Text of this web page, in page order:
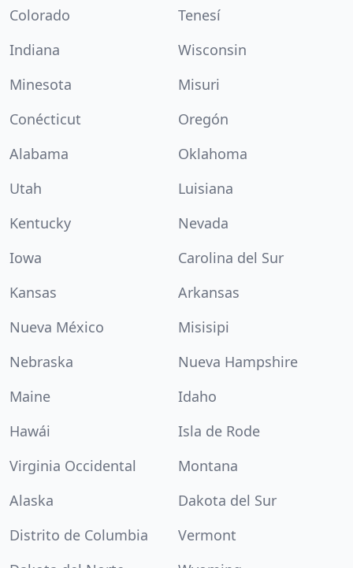
Colorado
Tenesí
Indiana
Wisconsin
Minesota
Misuri
Conécticut
Oregón
Alabama
Oklahoma
Utah
Luisiana
Kentucky
Nevada
Iowa
Carolina del Sur
Kansas
Arkansas
Nueva México
Misisipi
Nebraska
Nueva Hampshire
Maine
Idaho
Hawái
Isla de Rode
Virginia Occidental
Montana
Alaska
Dakota del Sur
Distrito de Columbia
Vermont